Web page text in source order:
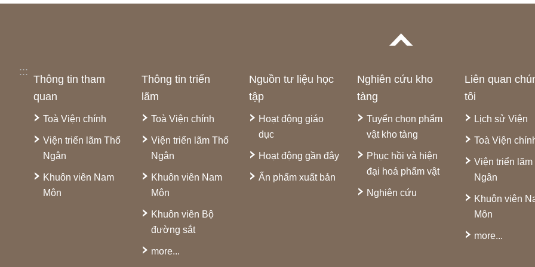
:::
Thông tin tham
quan
Toà Viện chính
Viện triển lãm Thổ
Ngân
Khuôn viên Nam
Môn
Thông tin triển
lãm
Toà Viện chính
Viện triển lãm Thổ
Ngân
Khuôn viên Nam
Môn
Khuôn viên Bộ
đường sắt
more...
Nguồn tư liệu học
tập
Hoạt động giáo
dục
Hoạt động gần đây
Ấn phẩm xuất bản
Nghiên cứu kho
tàng
Tuyển chọn phẩm
vật kho tàng
Phục hồi và hiện
đại hoá phẩm vật
Nghiên cứu
Liên quan
tôi
Lịch sử Viện
Toà Viện
Viện triển lãm
Ngân
Khuôn viên
Môn
more...